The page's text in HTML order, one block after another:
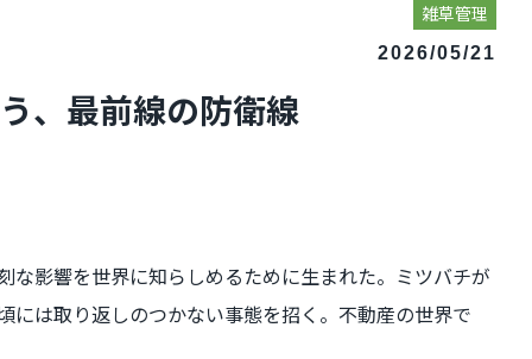
雑草管理
2026/05/21
、最前線の防衛線
影響を世界に知らしめるために生まれた。ミツバチが
は取り返しのつかない事態を招く。不動産の世界で